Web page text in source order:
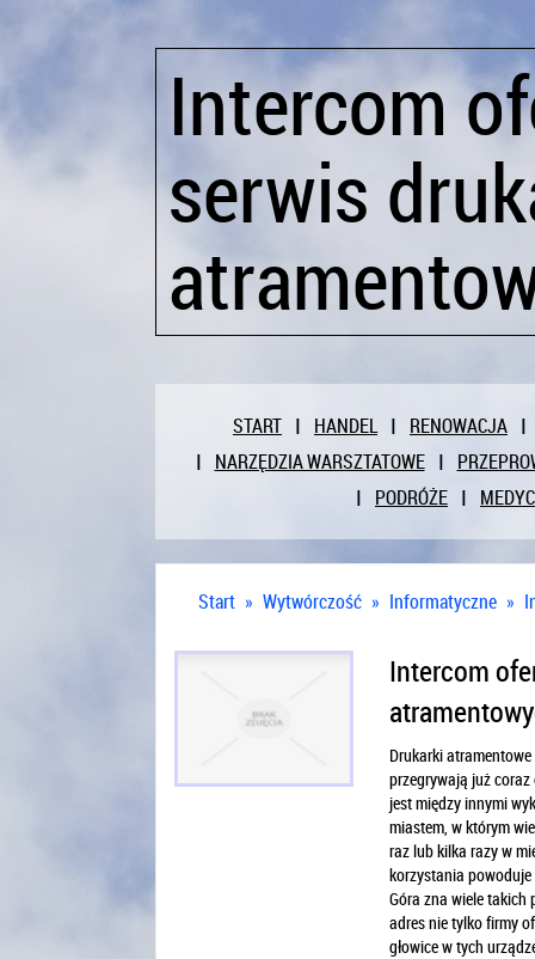
Intercom
serwis
START HANDEL
RENOWACJA
NARZĘDZIA WARSZTATOWE
PODRÓŻE
Start » Wytwórczość » Informatyczne »
Intercom
Drukarki
przegrywają już
jest między innymi
miastem, w którym
raz lub kilka razy w
korzystania
Góra zna wiele
adres nie tylko firmy
głowice w tych